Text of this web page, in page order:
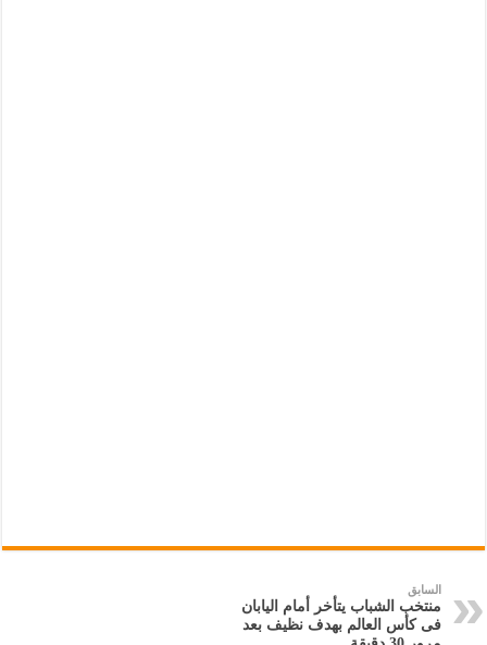
السابق
منتخب الشباب يتأخر أمام اليابان
فى كأس العالم بهدف نظيف بعد